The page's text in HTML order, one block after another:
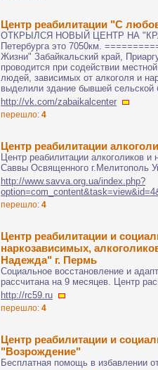
Центр реaбилитaции "С
ОТКРЫЛСЯ НОВЫЙ ЦЕНТР НА
Петербурга это 7050км.
Жизни" Забайкальский край,
проводится при содействии
людей, зависимых от алкоголя и
выделили здание бывшей сельской
http://vk.com/zabaikalcenter
перешло: 4
Центр реабилитации
Центр реабилитации алкоголиков
Саввы Освященного г.Мелитополь
http://www.savva.org.ua/index.php?
перешло: 4
Центр реабилитации и
наркозависимых,
Надежда" г. Пермь
Социальное восстановление и
рассчитана на 9 месяцев. Центр
http://rc59.ru
перешло: 4
Центр реабилитации и
"Возрождение"
Бесплатная помощь в избавлении